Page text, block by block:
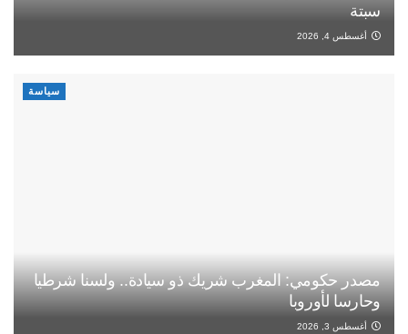
سبتة
أغسطس 4, 2026
سياسة
مصدر حكومي: المغرب شريك ذو سيادة.. ولسنا شرطيا
وحارسا لأوروبا
أغسطس 3, 2026